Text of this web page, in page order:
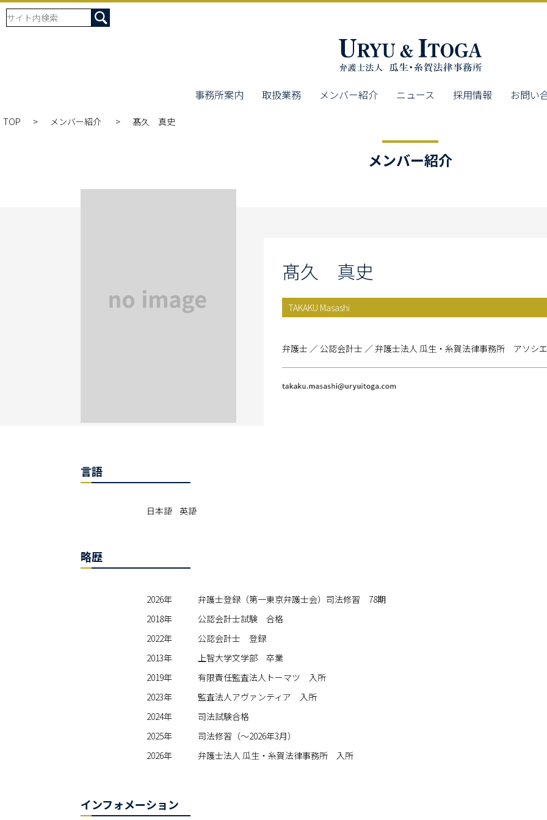
事務所案内 取扱業務 メンバー紹介 ニュース 採用情報 お問い
TOP メンバー紹介 髙久 真史
メンバー紹介
髙久 真史
TAKAKU Masashi
弁護士 ／ 公認会計士 ／ 弁護士法人 瓜生・糸賀法律事務所 アソシ
言語
日本語 英語
略歴
2026年
弁護士登録（第一東京弁護士会）司法修習 78期
2018年
公認会計士試験 合格
2022年
公認会計士 登録
2013年
上智大学文学部 卒業
2019年
有限責任監査法人トーマツ 入所
2023年
監査法人アヴァンティア 入所
2024年
司法試験合格
2025年
司法修習（～2026年3月）
2026年
弁護士法人 瓜生・糸賀法律事務所 入所
インフォメーション